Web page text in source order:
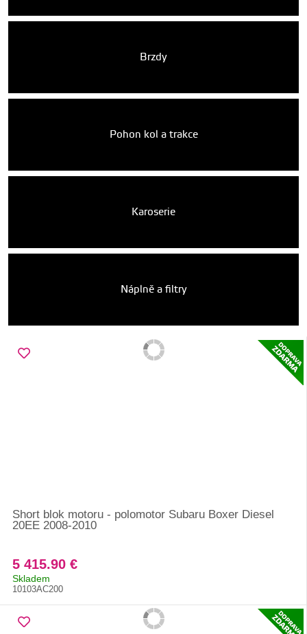
Brzdy
Pohon kol a trakce
Karoserie
Náplně a filtry
Short blok motoru - polomotor Subaru Boxer Diesel
20EE 2008-2010
5 415.90 €
Skladem
10103AC200